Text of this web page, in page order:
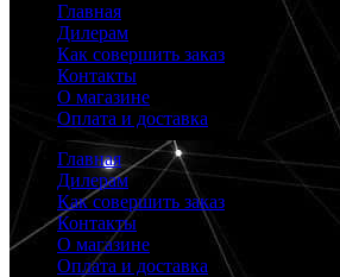
Главная
Дилерам
Как совершить заказ
Контакты
О магазине
Оплата и доставка
Главная
Дилерам
Как совершить заказ
Контакты
О магазине
Оплата и доставка